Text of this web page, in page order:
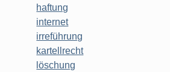
haftung
internet
irreführung
kartellrecht
löschung